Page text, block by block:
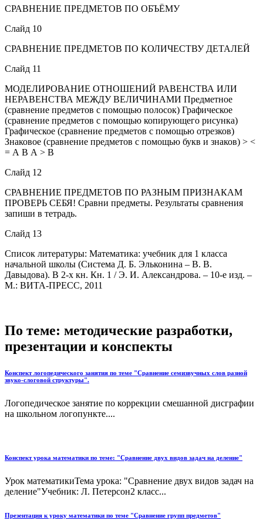
СРАВНЕНИЕ ПРЕДМЕТОВ ПО ОБЪЁМУ
Слайд 10
СРАВНЕНИЕ ПРЕДМЕТОВ ПО КОЛИЧЕСТВУ ДЕТАЛЕЙ
Слайд 11
МОДЕЛИРОВАНИЕ ОТНОШЕНИЙ РАВЕНСТВА ИЛИ
НЕРАВЕНСТВА МЕЖДУ ВЕЛИЧИНАМИ Предметное
(сравнение предметов с помощью полосок) Графическое
(сравнение предметов с помощью копирующего рисунка)
Графическое (сравнение предметов с помощью отрезков)
Знаковое (сравнение предметов с помощью букв и знаков) > <
= А В А > В
Слайд 12
СРАВНЕНИЕ ПРЕДМЕТОВ ПО РАЗНЫМ ПРИЗНАКАМ
ПРОВЕРЬ СЕБЯ! Сравни предметы. Результаты сравнения
запиши в тетрадь.
Слайд 13
Список литературы: Математика: учебник для 1 класса
начальной школы (Система Д. Б. Эльконина – В. В.
Давыдова). В 2-х кн. Кн. 1 / Э. И. Александрова. – 10-е изд. –
М.: ВИТА-ПРЕСС, 2011
По теме: методические разработки,
презентации и конспекты
Конспект логопедического занятия по теме "Сравнение семизвучных слов разной
звуко-слоговой структуры".
Логопедическое занятие по коррекции смешанной дисграфии
на школьном логопункте....
Конспект урока математики по теме: "Сравнение двух видов задач на деление"
Урок математикиТема урока: "Сравнение двух видов задач на
деление"Учебник: Л. Петерсон2 класс...
Презентация к уроку математики по теме "Сравнение групп предметов"